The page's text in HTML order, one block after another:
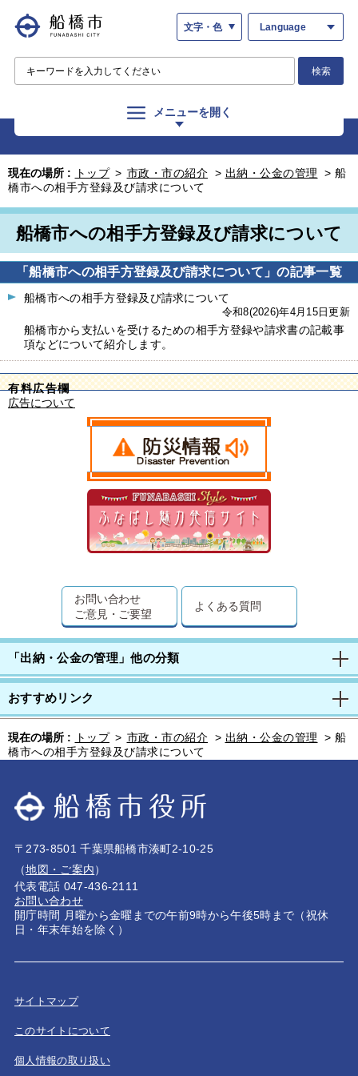
文字・色 Language
検索
メニューを開く
現在の場所 : トップ > 市政・市の紹介 > 出納・公金の管理 > 船
橋市への相手方登録及び請求について
船橋市への相手方登録及び請求について
「船橋市への相手方登録及び請求について」の記事一覧
船橋市への相手方登録及び請求について
令和8(2026)年4月15日更新
船橋市から支払いを受けるための相手方登録や請求書の記載事
項などについて紹介します。
有料広告欄
広告について
お問い合わせ
ご意見・ご要望
よくある質問
「出納・公金の管理」他の分類
おすすめリンク
現在の場所 : トップ > 市政・市の紹介 > 出納・公金の管理 > 船
橋市への相手方登録及び請求について
〒273-8501 千葉県船橋市湊町2-10-25
（地図・ご案内）
代表電話 047-436-2111
お問い合わせ
開庁時間 月曜から金曜までの午前9時から午後5時まで（祝休
日・年末年始を除く）
サイトマップ
このサイトについて
個人情報の取り扱い